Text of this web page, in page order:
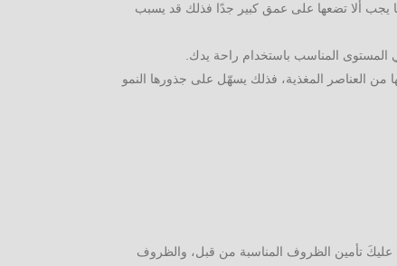
يجب ألا تضعها على عمق كبير جدًا فذلك قد يسبب
المناسب باستخدام راحة يدك.
من العناصر المغذية، فذلك يسهّل على جذورها النمو
عليكَ تأمين الظروف المناسبة من قبل، والظروف